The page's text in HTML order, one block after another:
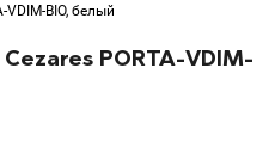
BIO, белый
PORTA-VDIM-